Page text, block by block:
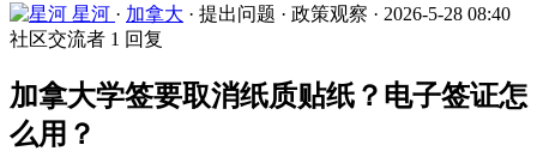
星河 · 加拿大 · 提出问题 · 政策观察 · 2026-5-28 08:40
社区交流者 1 回复
加拿大学签要取消纸质贴纸？电子签证怎
么用？